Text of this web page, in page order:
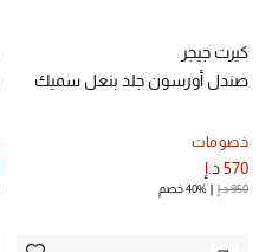
مستلزمات المنزل
المجوهرات
كيرت جيجر
صندل أورسون جلد بنعل سميك
خصومات
570 د.إ
950 د.إ 40% خصم